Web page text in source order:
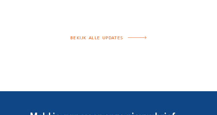
BEKIJK ALLE UPDATES